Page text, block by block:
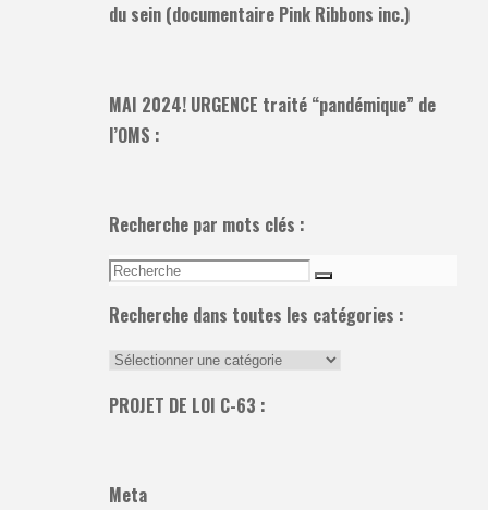
du sein (documentaire Pink Ribbons inc.)
MAI 2024! URGENCE traité “pandémique” de
l’OMS :
Recherche par mots clés :
Recherche
Recherche
Recherche dans toutes les catégories :
Recherche
toutes
PROJET DE LOI C-63 :
Meta